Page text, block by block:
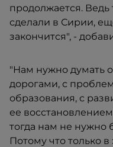
продолжается.
сделали в Сирии,
закончится", -
"Нам нужно думать о
дорогами, с
образования, с
ее
тогда нам не нужно
Потому что только